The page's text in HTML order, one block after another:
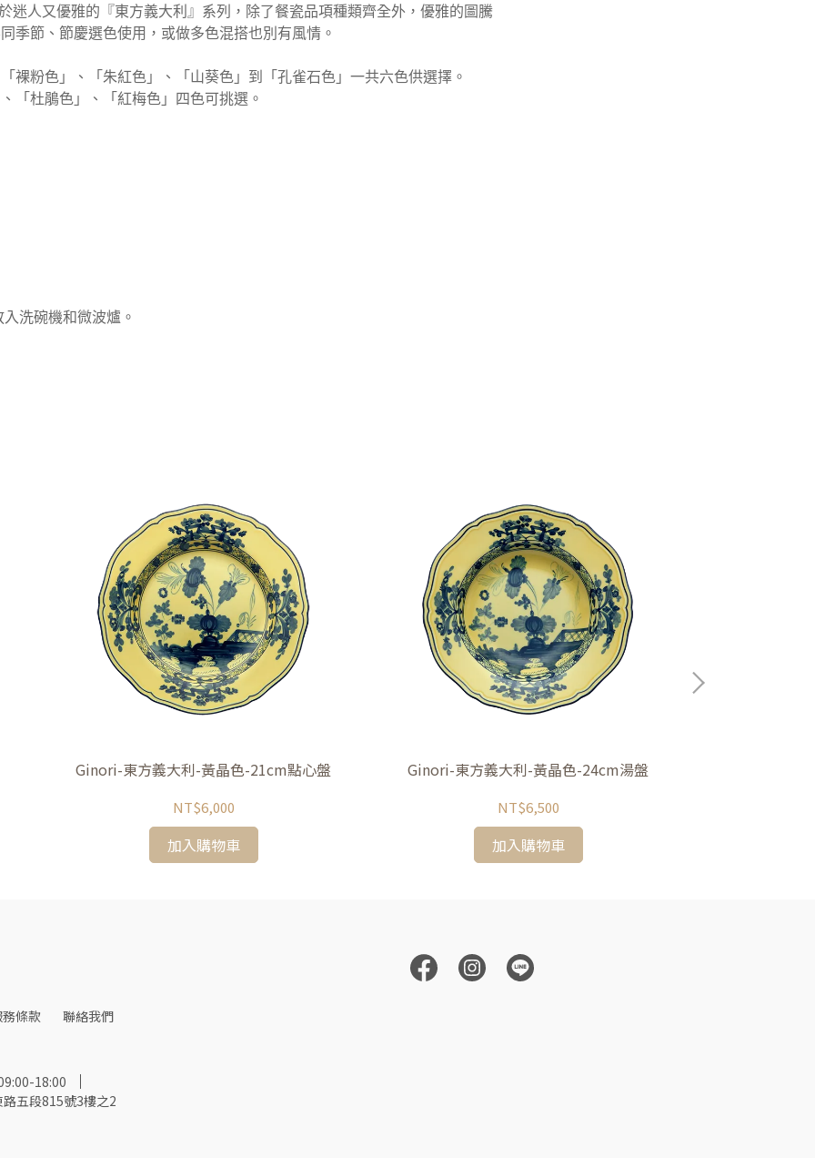
迷人又優雅的『東方義大利』系列，除了餐瓷品項種類齊全外，優雅的圖騰
、節慶選色使用，或做多色混搭也別有風情。
色」、「朱紅色」、「山葵色」到「孔雀石色」一共六色供選擇。
鵑色」、「紅梅色」四色可挑選。
碗機和微波爐。
Ginori-東方義大利-黃晶色-21cm點心盤
NT$6,000
加入購物車
Ginori-東方義大利-黃晶色-24cm湯盤
NT$6,500
加入購物車
條款 聯絡我們
18:00
五段815號3樓之2